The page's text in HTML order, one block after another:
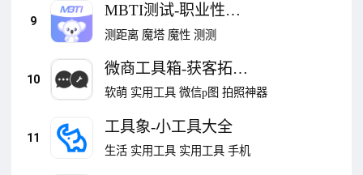
9
MBTI测试-职业性格
人格测试
测距离 魔塔 魔性 测测
10
微商工具箱-获客拓客
群发助手
软萌 实用工具 微信p图 拍照神器
11
工具象-小工具大全
生活 实用工具 实用工具 手机